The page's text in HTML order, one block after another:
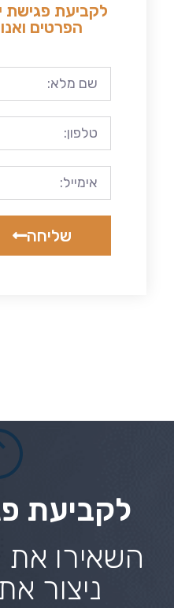
לקביעת פגישת
הפרטים
שליחה
לקביעת
השאירו את
ניצור